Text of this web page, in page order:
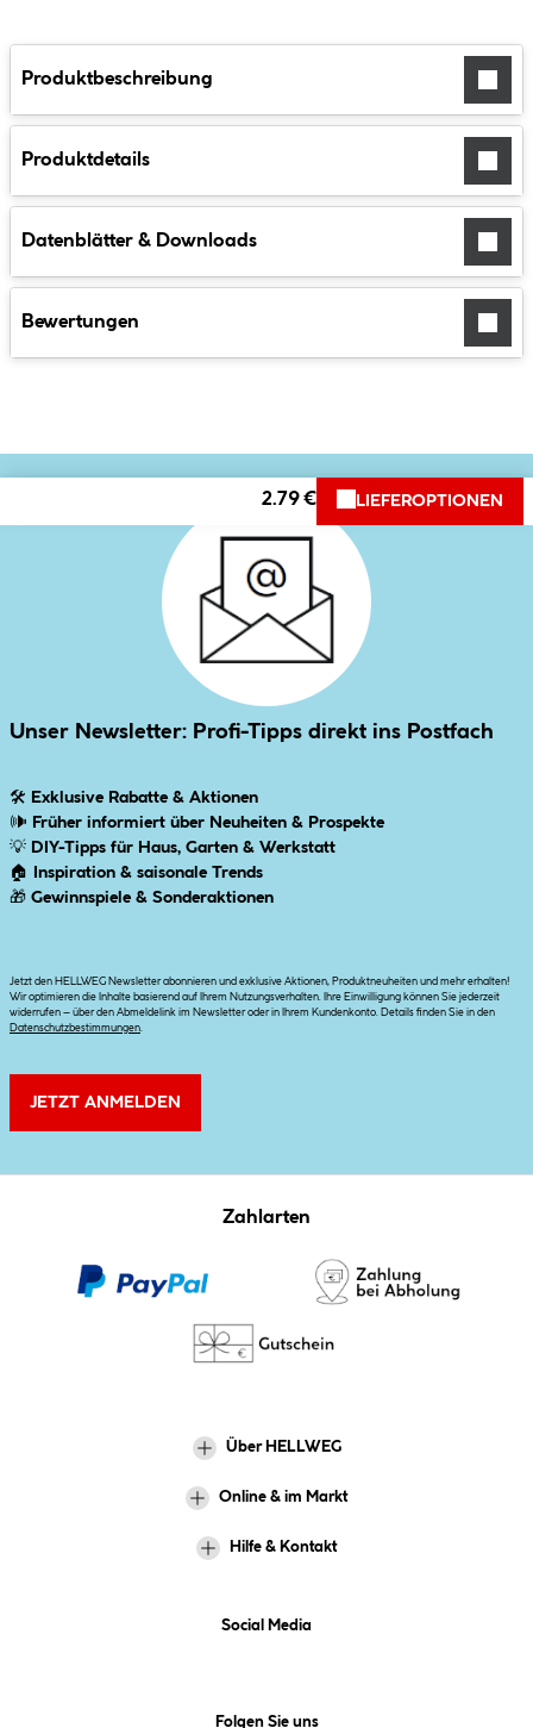
Produktbeschreibung
Produktdetails
Datenblätter & Downloads
Bewertungen
2.79 € LIEFEROPTIONEN
Unser Newsletter: Profi-Tipps direkt ins Postfach
🛠 Exklusive Rabatte & Aktionen
🕪 Früher informiert über Neuheiten & Prospekte
💡 DIY-Tipps für Haus, Garten & Werkstatt
🏠
Inspiration & saisonale Trends
🎁 Gewinnspiele & Sonderaktionen
Jetzt den HELLWEG Newsletter abonnieren und exklusive Aktionen, Produktneuheiten und mehr erhalten!
Wir optimieren die Inhalte basierend auf Ihrem Nutzungsverhalten. Ihre Einwilligung können Sie jederzeit
widerrufen – über den Abmeldelink im Newsletter oder in Ihrem Kundenkonto. Details finden Sie in den
Datenschutzbestimmungen
JETZT ANMELDEN
Zahlarten
Über HELLWEG
Online & im Markt
Hilfe & Kontakt
Social Media
Folgen Sie uns